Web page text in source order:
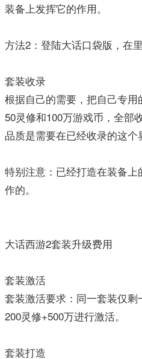
装备上发挥它的作用。
方法2：登陆大话口袋版，在
套装收录
根据自己的需要，把自己专
50灵修和100万游戏币，全部
品质是需要在已经收录的这个
特别注意：已经打造在装备
作的。
大话西游2套装升级费用
套装激活
套装激活要求：同一套装仅
200灵修+500万进行激活。
套装打造